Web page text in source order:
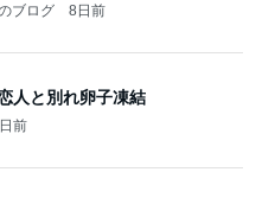
ブログ 8日前
人と別れ卵子凍結
前